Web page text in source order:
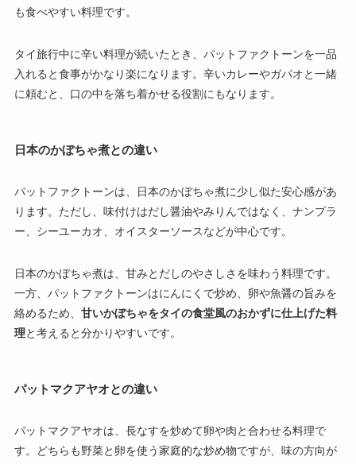
も食べやすい料理です。
タイ旅行中に辛い料理が続いたとき、パットファクトーンを一品
入れると食事がかなり楽になります。辛いカレーやガパオと一緒
に頼むと、口の中を落ち着かせる役割にもなります。
日本のかぼちゃ煮との違い
パットファクトーンは、日本のかぼちゃ煮に少し似た安心感があ
ります。ただし、味付けはだし醤油やみりんではなく、ナンプラ
ー、シーユーカオ、オイスターソースなどが中心です。
日本のかぼちゃ煮は、甘みとだしのやさしさを味わう料理です。
一方、パットファクトーンはにんにくで炒め、卵や魚醤の旨みを
絡めるため、 甘いかぼちゃをタイの食堂風のおかずに仕上げた料
理と考えると分かりやすいです。
パットマクアヤオとの違い
パットマクアヤオは、長なすを炒めて卵や肉と合わせる料理で
す。どちらも野菜と卵を使う家庭的な炒め物ですが、味の方向が